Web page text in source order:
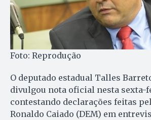
Foto: Reprodução
O deputado estadual Talles
divulgou nota oficial nesta sexta-
contestando declarações feitas
Ronaldo Caiado (DEM) em